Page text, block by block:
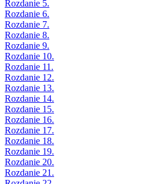
Rozdanie 5.
Rozdanie 6.
Rozdanie 7.
Rozdanie 8.
Rozdanie 9.
Rozdanie 10.
Rozdanie 11.
Rozdanie 12.
Rozdanie 13.
Rozdanie 14.
Rozdanie 15.
Rozdanie 16.
Rozdanie 17.
Rozdanie 18.
Rozdanie 19.
Rozdanie 20.
Rozdanie 21.